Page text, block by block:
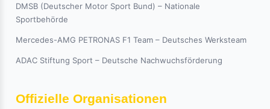
DMSB (Deutscher Motor Sport Bund) – Nationale
Sportbehörde
Mercedes-AMG PETRONAS F1 Team – Deutsches Werksteam
ADAC Stiftung Sport – Deutsche Nachwuchsförderung
Offizielle Organisationen